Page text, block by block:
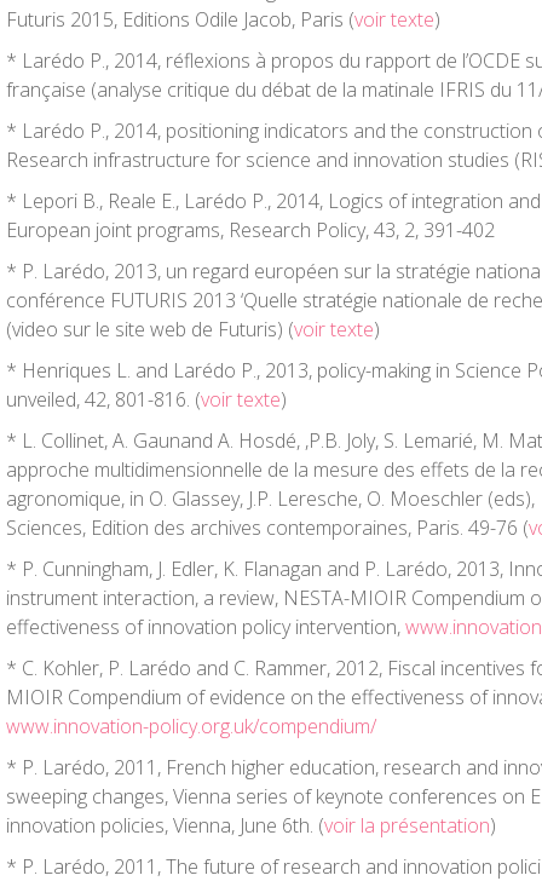
Futuris 2015, Editions Odile Jacob, Paris (voir texte)
* Larédo P., 2014, réflexions à propos du rapport de l’OCDE
française (analyse critique du débat de la matinale IFRIS du
* Larédo P., 2014, positioning indicators and the
Research infrastructure for science and innovation studies
* Lepori B., Reale E., Larédo P., 2014, Logics of integration
European joint programs, Research Policy, 43, 2, 391-402
* P. Larédo, 2013, un regard européen sur la stratégie
conférence FUTURIS 2013 ‘Quelle stratégie nationale de
(video sur le site web de Futuris) (voir texte)
* Henriques L. and Larédo P., 2013, policy-making in Science
unveiled, 42, 801-816. (voir texte)
* L. Collinet, A. Gaunand A. Hosdé, ,P.B. Joly, S. Lemarié, M.
approche multidimensionnelle de la mesure des effets de la
agronomique, in O. Glassey, J.P. Leresche, O. Moeschler
Sciences, Edition des archives contemporaines, Paris. 49-76 (
* P. Cunningham, J. Edler, K. Flanagan and P. Larédo, 2013,
instrument interaction, a review, NESTA-MIOIR Compendium
effectiveness of innovation policy intervention,
* C. Kohler, P. Larédo and C. Rammer, 2012, Fiscal incentives
MIOIR Compendium of evidence on the effectiveness of
www.innovation-policy.org.uk/compendium/
* P. Larédo, 2011, French higher education, research and
sweeping changes, Vienna series of keynote conferences on
innovation policies, Vienna, June 6th. (voir la présentation)
* P. Larédo, 2011, The future of research and innovation